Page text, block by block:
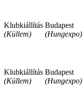
Klubkiállítás
(Küllem)
Budapest
(Hungexpo)
Klubkiállítás
(Küllem)
Budapest
(Hungexpo)